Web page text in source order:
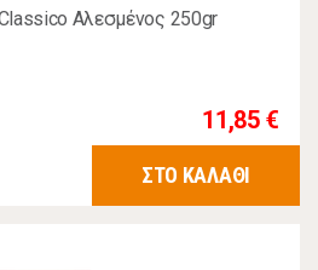
Αλεσμένος 250gr
11,85 €
ΣΤΟ ΚΑΛΑΘΙ